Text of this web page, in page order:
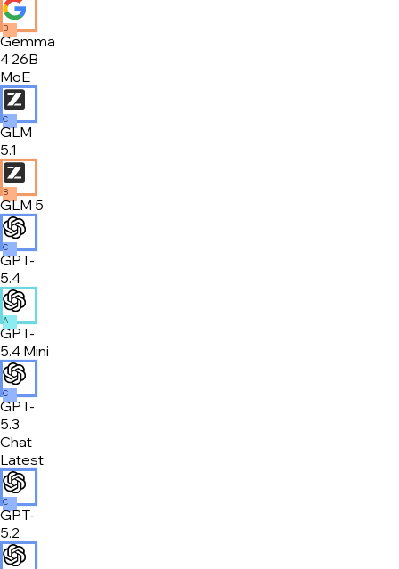
B
Gemma
4 26B
MoE
C
GLM
5.1
B
GLM 5
C
GPT-
5.4
A
GPT-
5.4 Mini
C
GPT-
5.3
Chat
Latest
C
GPT-
5.2